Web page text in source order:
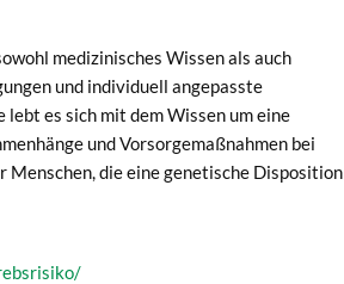
medizinisches Wissen als auch
und individuell angepasste
es sich mit dem Wissen um eine
und Vorsorgemaßnahmen bei
die eine genetische Disposition